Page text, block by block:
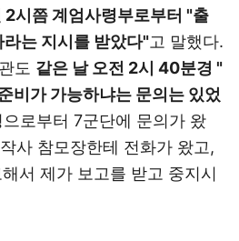
2시쯤 계엄사령부로부터 "출
는 지시를 받았다"고 말했다.
도 같은 날 오전 2시 40분경 "
비가 가능하냐는 문의는 있었
로부터 7군단에 문의가 왔
사 참모장한테 전화가 왔고,
서 제가 보고를 받고 중지시